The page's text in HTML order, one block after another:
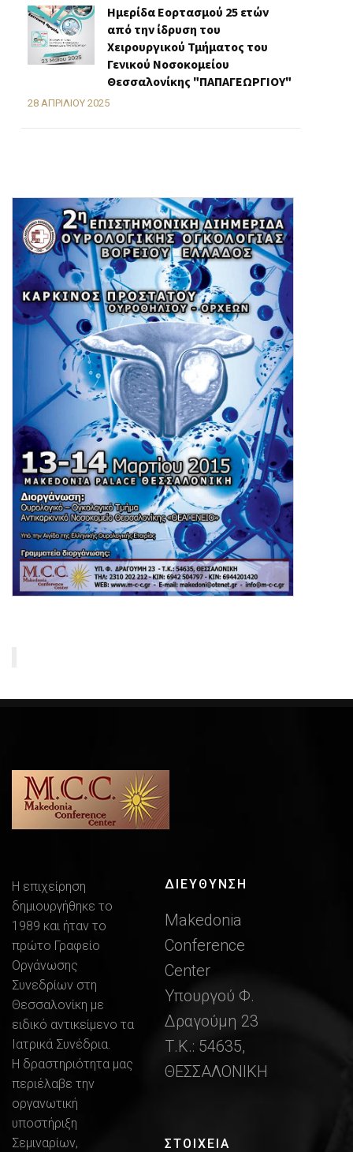
Ημερίδα Εορτασμού 25 ετών
από την ίδρυση του
Χειρουργικού Τμήματος του
Γενικού Νοσοκομείου
Θεσσαλονίκης "ΠΑΠΑΓΕΩΡΓΙΟΥ"
28 ΑΠΡΙΛΊΟΥ 2025
Η επιχείρηση
δημιουργήθηκε το
1989 και ήταν το
πρώτο Γραφείο
Οργάνωσης
Συνεδρίων στη
Θεσσαλονίκη με
ειδικό αντικείμενο τα
Ιατρικά Συνέδρια.
Η δραστηριότητα μας
περιέλαβε την
οργανωτική
υποστήριξη
Σεμιναρίων,
ΔΙΕΎΘΥΝΣΗ
Makedonia
Conference
Center
Υπουργού Φ.
Δραγούμη 23
Τ.Κ.: 54635,
ΘΕΣΣΑΛΟΝΙΚΗ
ΣΤΟΙΧΕΙΑ